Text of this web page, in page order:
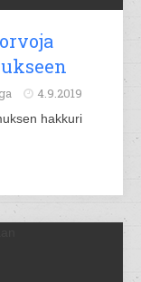
4.9.2019
hakkuri